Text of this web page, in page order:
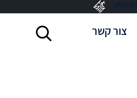
צור קשר 